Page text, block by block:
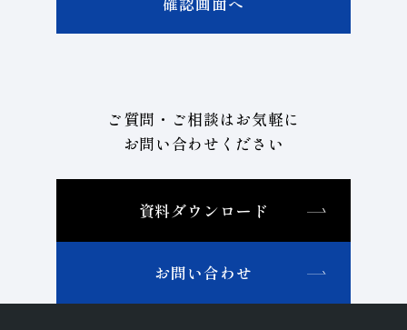
ご質問・ご相談はお気軽に
お問い合わせください
資料ダウンロード
お問い合わせ